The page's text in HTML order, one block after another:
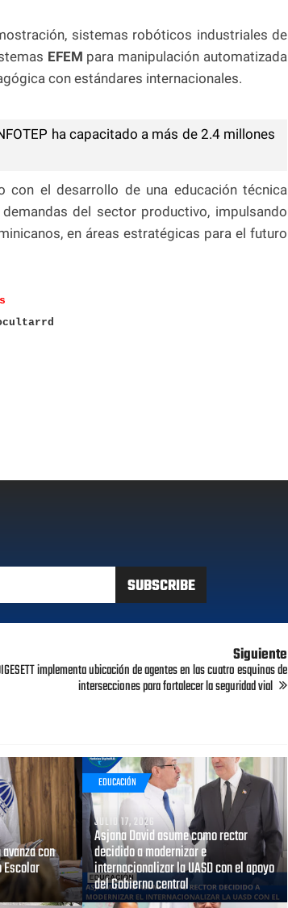
sistemas robóticos industriales de
EFEM para manipulación automatizada
con estándares internacionales.
ha capacitado a más de 2.4 millones
con el desarrollo de una educación técnica
del sector productivo, impulsando
en áreas estratégicas para el futuro
Siguiente
implementa ubicación de agentes en las cuatro esquinas de
intersecciones para fortalecer la seguridad vial
con
EDUCACIÓN
JULIO 17, 2026
Asjana David asume como rector
decidido a modernizar e
internacionalizar la UASD con el apoyo
del Gobierno central